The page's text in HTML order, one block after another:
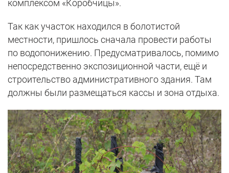
комплексом «Коробчицы».
Так как участок находился в болотистой
местности, пришлось сначала провести работы
по водопонижению. Предусматривалось, помимо
непосредственно экспозиционной части, ещё и
строительство административного здания. Там
должны были размещаться кассы и зона отдыха.